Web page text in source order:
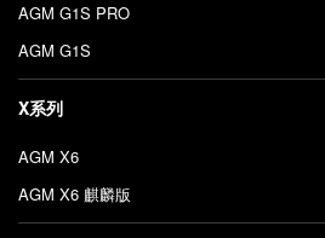
AGM G1S PRO
AGM G1S
X系列
AGM X6
AGM X6 麒麟版